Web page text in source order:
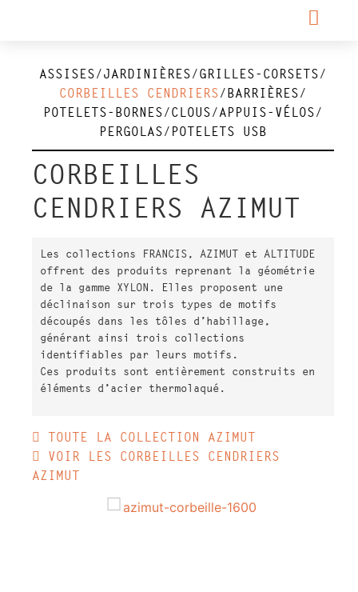
ASSISES JARDINIÈRES GRILLES-CORSETS
CORBEILLES CENDRIERS BARRIÈRES
POTELETS-BORNES CLOUS APPUIS-VÉLOS
PERGOLAS
POTELETS USB
CORBEILLES
CENDRIERS AZIMUT
Les collections FRANCIS, AZIMUT et ALTITUDE
offrent des produits reprenant la géométrie
de la gamme XYLON. Elles proposent une
déclinaison sur trois types de motifs
découpés dans les tôles d’habillage,
générant ainsi trois collections
identifiables par leurs motifs.
Ces produits sont entièrement construits en
éléments d’acier thermolaqué.
TOUTE LA COLLECTION AZIMUT
VOIR LES CORBEILLES CENDRIERS
AZIMUT